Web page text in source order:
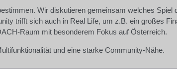
Wir diskutieren gemeinsam welches Spiel
trifft sich auch in Real Life, um z.B. ein großes
Raum mit besonderem Fokus auf Österreich.
und eine starke Community-Nähe.